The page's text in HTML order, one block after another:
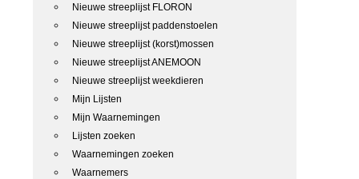
Nieuwe streeplijst FLORON
Nieuwe streeplijst paddenstoelen
Nieuwe streeplijst (korst)mossen
Nieuwe streeplijst ANEMOON
Nieuwe streeplijst weekdieren
Mijn Lijsten
Mijn Waarnemingen
Lijsten zoeken
Waarnemingen zoeken
Waarnemers